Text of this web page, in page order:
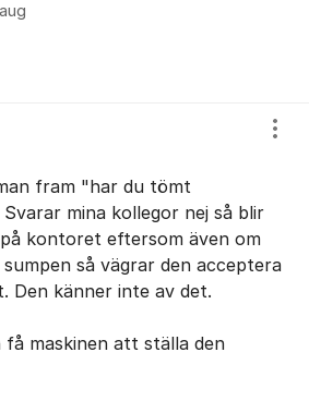
fram "har du tömt
mina kollegor nej så blir
kontoret eftersom även om
så vägrar den acceptera
Den känner inte av det.
få maskinen att ställa den